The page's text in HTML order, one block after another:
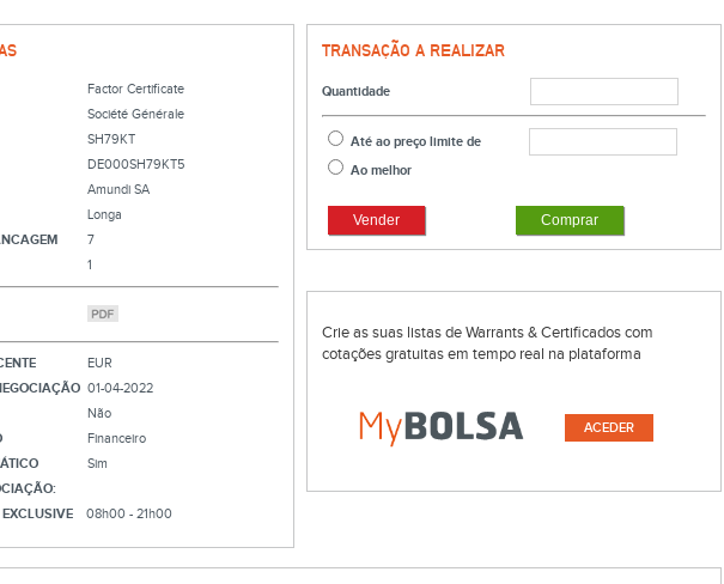
Factor Certificate
Société Générale
SH79KT
DE000SH79KT5
Amundi SA
Longa
7
1
EUR
01-04-2022
Não
Financeiro
Sim
08h00 - 21h00
TRANSAÇÃO A REALIZAR
Quantidade
Até ao preço limite de
Ao melhor
Vender Comprar
Crie as suas listas de Warrants & Certificados com
cotações gratuitas em tempo real na plataforma
ACEDER